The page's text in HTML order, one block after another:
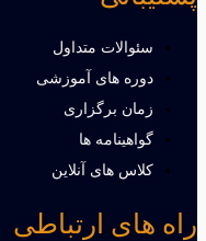
سئوالات متداول
دوره های آموزشی
زمان برگزاری
گواهینامه ها
کلاس های آنلاین
راه های ارتباطی